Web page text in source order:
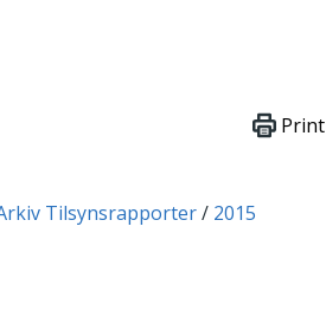
Tilsynsrapporter 2015
Print